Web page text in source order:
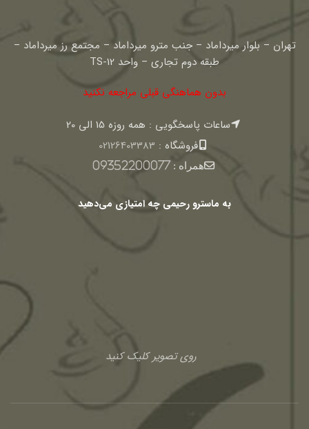
تهران – بلوار میرداماد – جنب مترو میرداماد – مجتمع رز میرداماد –
طبقه دوم تجاری – واحد TS-12
بدون هماهنگی قبلی مراجعه نکنید
ساعات پاسخگویی : همه روزه 15 الی 20
فروشگاه : 02126403383
همراه :09352200077
به ماسترو رحیمی چه امتیازی می‌دهید
روی تصویر کلیک کنید